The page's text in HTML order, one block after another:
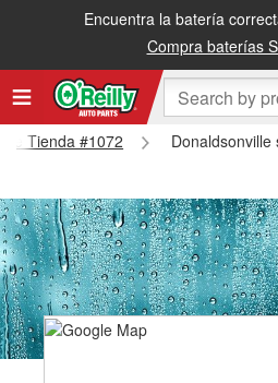
Encuentra la batería
Compra baterías
Tienda #1072